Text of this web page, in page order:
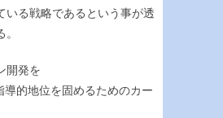
いる戦略であるという事が透
開発を
的地位を固めるためのカー